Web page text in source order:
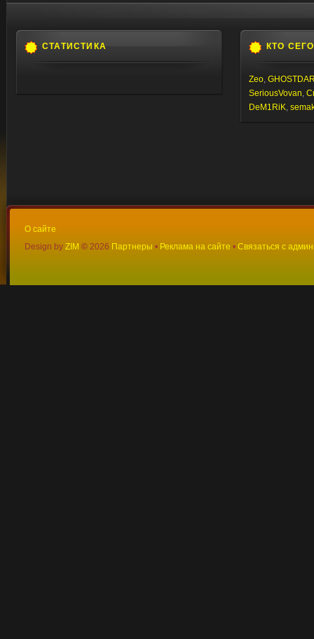
СТАТИСТИКА КТО
Zeo,
SeriousVovan,
DeM1RiK,
О сайте
Design by ZIM © 2026 Партнеры • Реклама на сайте • Связаться с